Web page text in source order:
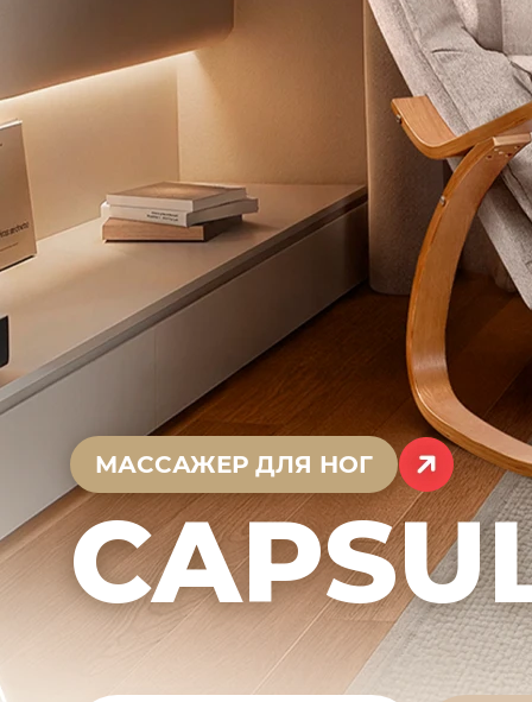
МАССАЖЕР ДЛЯ НОГ